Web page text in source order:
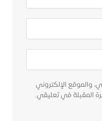
والموقع الإلكتروني
المقبلة في تعليقي.